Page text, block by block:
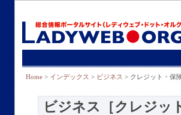
Home > インデックス > ビジネス > クレジット・保
ビジネス［クレジッ